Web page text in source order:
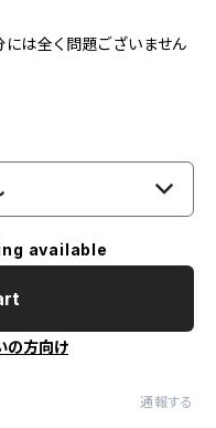
は全く問題ございません
available
の方向け
通報する